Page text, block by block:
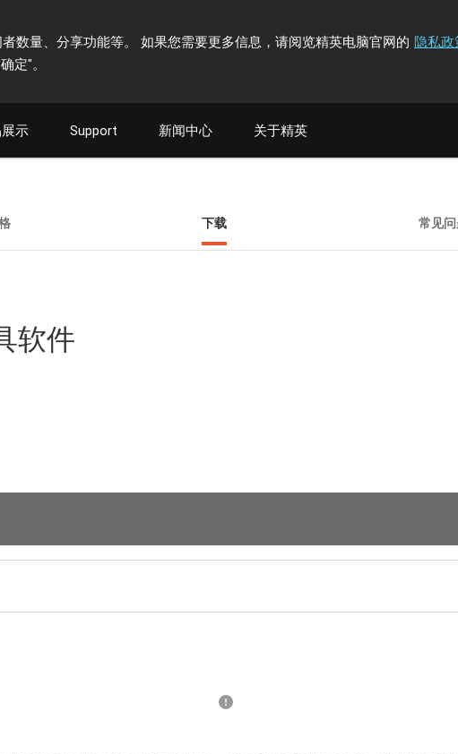
数量、分享功能等。 如果您需要更多信息，请阅览精英电脑官网的 隐私政
定"。
示 Support 新闻中心 关于精英
下载 常见
软件